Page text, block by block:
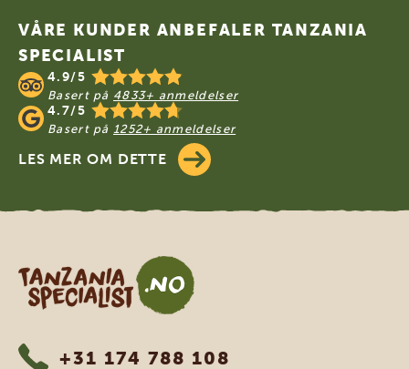
VÅRE KUNDER ANBEFALER TANZANIA
SPECIALIST
4.9/5
Basert på 4833+ anmeldelser
4.7/5
Basert på 1252+ anmeldelser
LES MER OM DETTE
Tanzania Specialist
+31 174 788 108